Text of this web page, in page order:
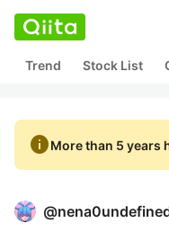
Trend Stock List
infoMore than 5 years
@